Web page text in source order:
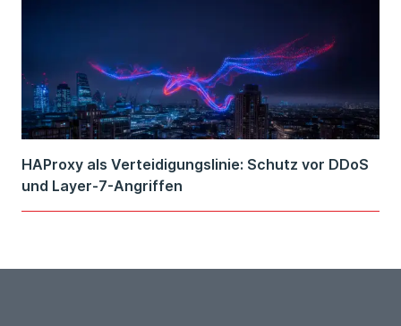
HAProxy als Verteidigungslinie: Schutz vor DDoS
und Layer-7-Angriffen